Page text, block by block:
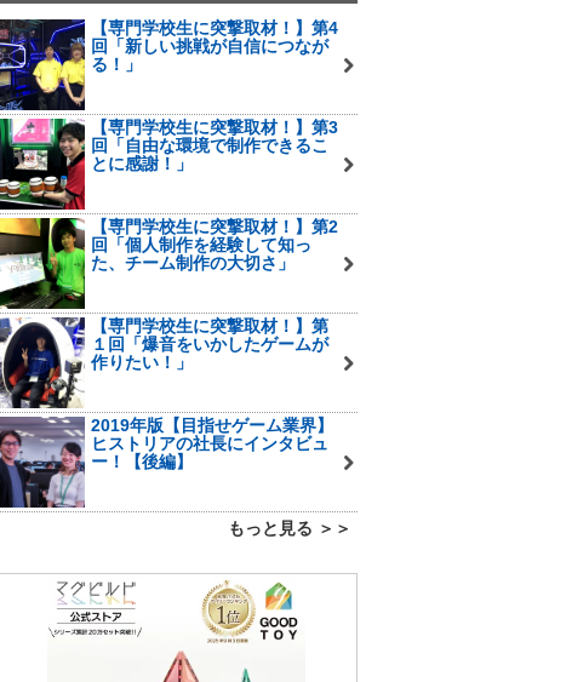
【専門学校生に突撃取材！】第4
回「新しい挑戦が自信につなが
る！」
【専門学校生に突撃取材！】第3
回「自由な環境で制作できるこ
とに感謝！」
【専門学校生に突撃取材！】第2
回「個人制作を経験して知っ
た、チーム制作の大切さ」
【専門学校生に突撃取材！】第
１回「爆音をいかしたゲームが
作りたい！」
2019年版【目指せゲーム業界】
ヒストリアの社長にインタビュ
ー！【後編】
もっと見る ＞＞